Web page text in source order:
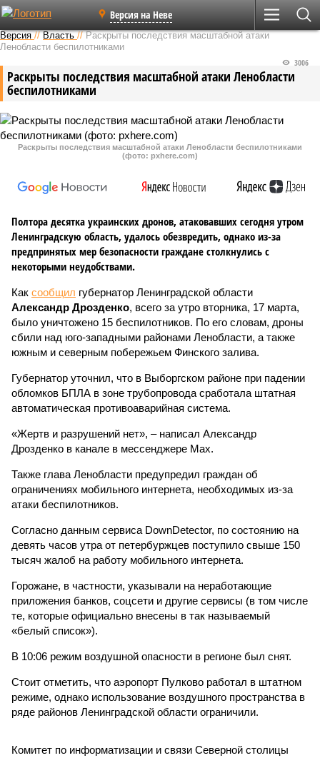
Версия на Неве
Версия //Власть //Раскрыты последствия масштабной атаки
Ленобласти беспилотниками
Раскрыты последствия масштабной атаки Ленобласти
беспилотниками
3006
Раскрыты последствия масштабной атаки Ленобласти беспилотниками
(фото: pxhere.com)
Полтора десятка украинских дронов, атаковавших сегодня утром
Ленинградскую область, удалось обезвредить, однако из-за
предпринятых мер безопасности граждане столкнулись с
некоторыми неудобствами.
Как сообщил губернатор Ленинградской области
Александр Дрозденко, всего за утро вторника, 17 марта,
было уничтожено 15 беспилотников. По его словам, дроны
сбили над юго-западными районами Ленобласти, а также
южным и северным побережьем Финского залива.
Губернатор уточнил, что в Выборгском районе при падении
обломков БПЛА в зоне трубопровода сработала штатная
автоматическая противоаварийная система.
«Жертв и разрушений нет», – написал Александр
Дрозденко в канале в мессенджере Max.
Также глава Ленобласти предупредил граждан об
ограничениях мобильного интернета, необходимых из-за
атаки беспилотников.
Согласно данным сервиса DownDetector, по состоянию на
девять часов утра от петербуржцев поступило свыше 150
тысяч жалоб на работу мобильного интернета.
Горожане, в частности, указывали на неработающие
приложения банков, соцсети и другие сервисы (в том числе
те, которые официально внесены в так называемый
«белый список»).
В 10:06 режим воздушной опасности в регионе был снят.
Стоит отметить, что аэропорт Пулково работал в штатном
режиме, однако использование воздушного пространства в
ряде районов Ленинградской области ограничили.
Комитет по информатизации и связи Северной столицы